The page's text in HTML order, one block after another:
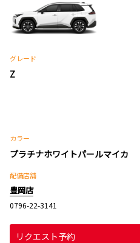
グレード
Z
カラー
プラチナホワイトパールマイカ
配備店舗
豊岡店
0796-22-3141
リクエスト予約